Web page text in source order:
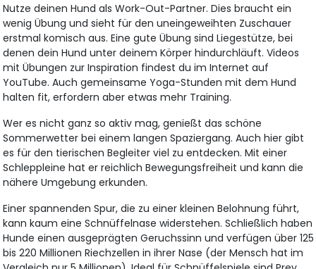
Nutze deinen Hund als Work-Out-Partner. Dies braucht ein
wenig Übung und sieht für den uneingeweihten Zuschauer
erstmal komisch aus. Eine gute Übung sind Liegestütze, bei
denen dein Hund unter deinem Körper hindurchläuft. Videos
mit Übungen zur Inspiration findest du im Internet auf
YouTube. Auch gemeinsame Yoga-Stunden mit dem Hund
halten fit, erfordern aber etwas mehr Training.
Wer es nicht ganz so aktiv mag, genießt das schöne
Sommerwetter bei einem langen Spaziergang. Auch hier gibt
es für den tierischen Begleiter viel zu entdecken. Mit einer
Schleppleine hat er reichlich Bewegungsfreiheit und kann die
nähere Umgebung erkunden.
Einer spannenden Spur, die zu einer kleinen Belohnung führt,
kann kaum eine Schnüffelnase widerstehen. Schließlich haben
Hunde einen ausgeprägten Geruchssinn und verfügen über 125
bis 220 Millionen Riechzellen in ihrer Nase (der Mensch hat im